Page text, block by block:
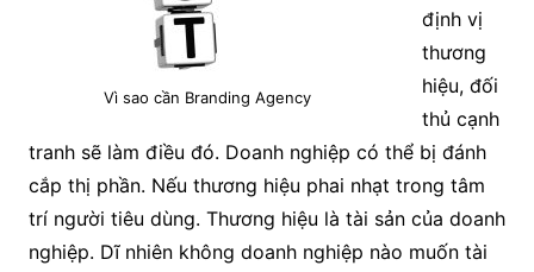
Vì sao cần Branding Agency
định vị
thương
hiệu, đối
thủ cạnh
tranh sẽ làm điều đó. Doanh nghiệp có thể bị đánh
cắp thị phần. Nếu thương hiệu phai nhạt trong tâm
trí người tiêu dùng. Thương hiệu là tài sản của doanh
nghiệp. Dĩ nhiên không doanh nghiệp nào muốn tài